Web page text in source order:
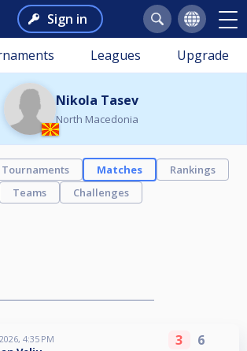
Sign in
Leagues Upgrade
Nikola Tasev
North Macedonia
Tournaments Matches
Rankings
Teams
Challenges
4:35 PM 3 6